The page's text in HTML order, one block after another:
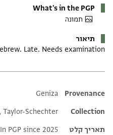
What's in the PGP
תמונה
תיאור
Late. Needs examination.
Additional metadata
Provenance
Geniza
Collection
Taylor-Schechter
תאריך קלט
In PGP since 2025